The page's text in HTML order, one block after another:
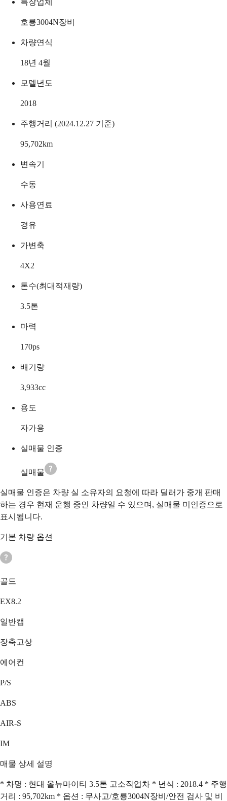
특장업체
호룡3004N장비
차량연식
18년 4월
모델년도
2018
주행거리 (2024.12.27 기준)
95,702km
변속기
수동
사용연료
경유
가변축
4X2
톤수(최대적재량)
3.5톤
마력
170ps
배기량
3,933cc
용도
자가용
실매물 인증
실매물
실매물 인증은 차량 실 소유자의 요청에 따라 딜러가 중개 판매
하는 경우 현재 운행 중인 차량일 수 있으며, 실매물 미인증으로
표시됩니다.
기본 차량 옵션
골드
EX8.2
일반캡
장축고상
에어컨
P/S
ABS
AIR-S
IM
매물 상세 설명
* 차명 : 현대 올뉴마이티 3.5톤 고소작업차 * 년식 : 2018.4 * 주행
거리 : 95,702km * 옵션 : 무사고/호룡3004N장비/안전 검사 및 비